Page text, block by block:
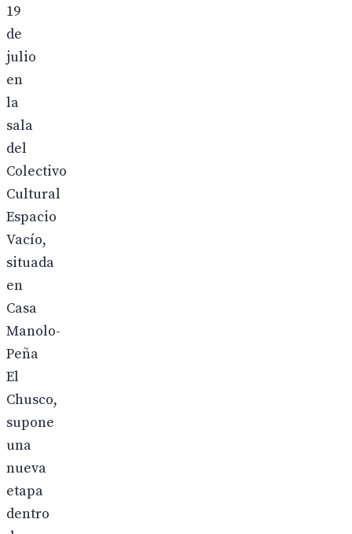
19
de
julio
en
la
sala
del
Colectivo
Cultural
Espacio
Vacío,
situada
en
Casa
Manolo-
Peña
El
Chusco,
supone
una
nueva
etapa
dentro